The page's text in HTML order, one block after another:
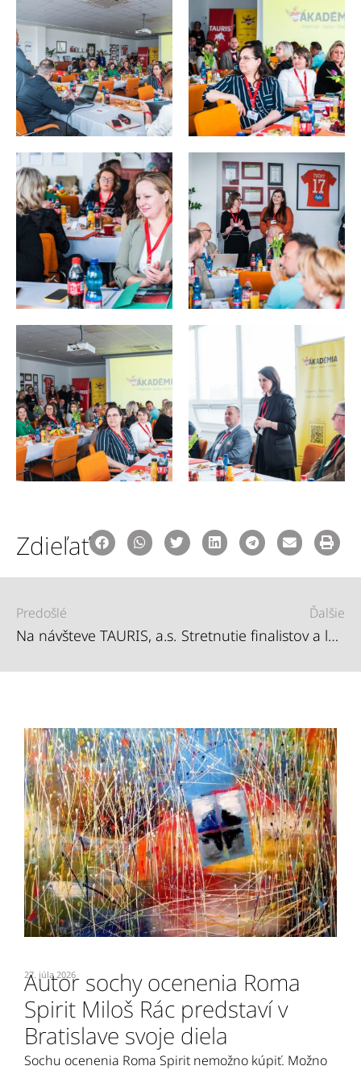
Zdieľať
Predošlé
Na návšteve TAURIS, a.s.
Ďalšie
Stretnutie finalistov a laureátov Roma Spirit 2024: Spolu pre pozitívnu zmenu
27. júla 2026
Autor sochy ocenenia Roma
Spirit Miloš Rác predstaví v
Bratislave svoje diela
Sochu ocenenia Roma Spirit nemožno kúpiť. Možno